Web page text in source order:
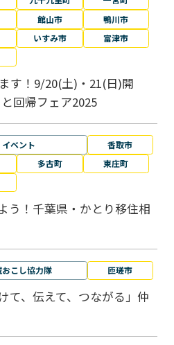
館山市
鴨川市
いすみ市
富津市
す！9/20(土)・21(日)開
帰フェア2025
イベント
香取市
多古町
東庄町
う！千葉県・かとり移住相
こし協力隊 匝瑳市
て、伝えて、つながる」仲